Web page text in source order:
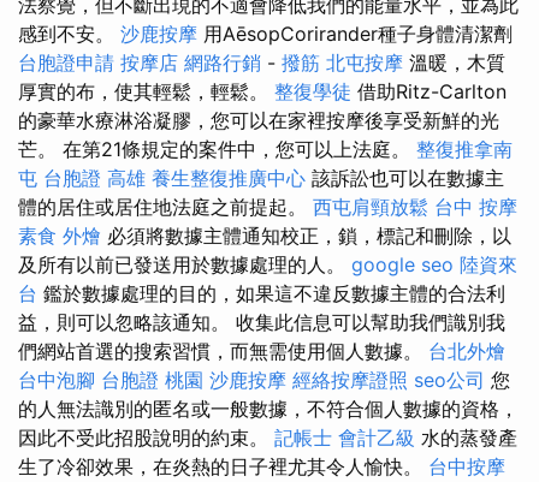
法察覺，但不斷出現的不適會降低我們的能量水平，並為此
感到不安。 沙鹿按摩 用AēsopCorirander種子身體清潔劑
台胞證申請 按摩店 網路行銷 - 撥筋 北屯按摩 溫暖，木質
厚實的布，使其輕鬆，輕鬆。 整復學徒 借助Ritz-Carlton
的豪華水療淋浴凝膠，您可以在家裡按摩後享受新鮮的光
芒。 在第21條規定的案件中，您可以上法庭。 整復推拿南
屯 台胞證 高雄 養生整復推廣中心 該訴訟也可以在數據主
體的居住或居住地法庭之前提起。 西屯肩頸放鬆 台中 按摩
素食 外燴 必須將數據主體通知校正，鎖，標記和刪除，以
及所有以前已發送用於數據處理的人。 google seo 陸資來
台 鑑於數據處理的目的，如果這不違反數據主體的合法利
益，則可以忽略該通知。 收集此信息可以幫助我們識別我
們網站首選的搜索習慣，而無需使用個人數據。 台北外燴
台中泡腳 台胞證 桃園 沙鹿按摩 經絡按摩證照 seo公司 您
的人無法識別的匿名或一般數據，不符合個人數據的資格，
因此不受此招股說明的約束。 記帳士 會計乙級 水的蒸發產
生了冷卻效果，在炎熱的日子裡尤其令人愉快。 台中按摩